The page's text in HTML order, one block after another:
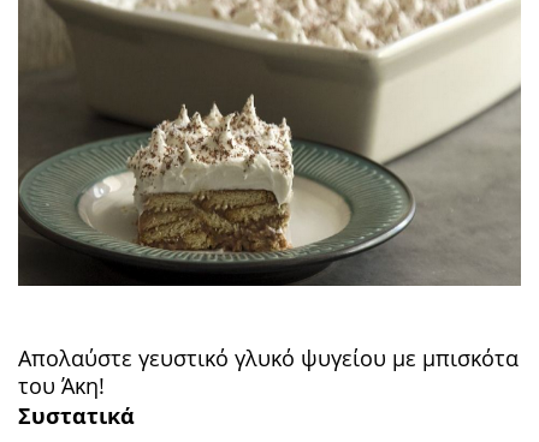
Απολαύστε γευστικό γλυκό ψυγείου με μπισκότα
του Άκη!
Συστατικά